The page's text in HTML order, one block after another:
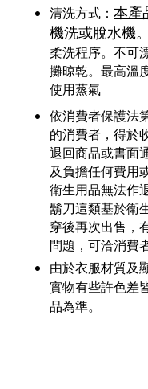
清洗方式： 本產
機洗或脫水機。
柔洗程序。不可
攤晾乾。最高溫
使用蒸氣
依消費者保護法
的消費者，得於
退回商品或書面
及負擔任何費用
衛生用品無法作
鬍刀這類基於衛
穿後再次出售，
問題，可洽消費
由於衣服材質及
實物有些許色差
品為準。